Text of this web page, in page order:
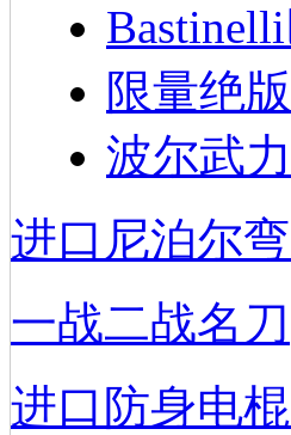
限量绝
波尔武
进口尼泊尔
一战二战名刀
进口防身电